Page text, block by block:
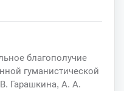
благополучие
гуманистической
Гарашкина, А. А.